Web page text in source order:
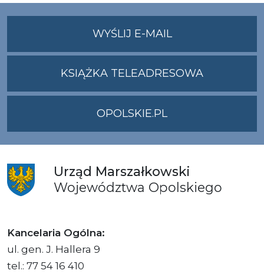
WYŚLIJ E-MAILNA
ADRES
KSIĄŻKA TELEADRESOWA
OPOLSKIE.PL
Urząd Marszałkowski
Województwa Opolskiego
Kancelaria Ogólna:
ul. gen. J. Hallera 9
tel.: 77 54 16 410